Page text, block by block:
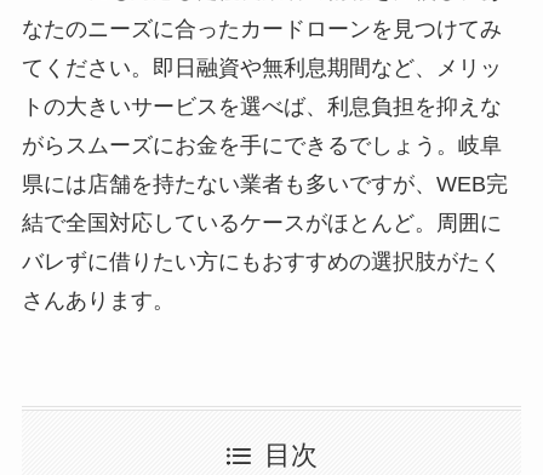
なたのニーズに合ったカードローンを見つけてみ
てください。即日融資や無利息期間など、メリッ
トの大きいサービスを選べば、利息負担を抑えな
がらスムーズにお金を手にできるでしょう。岐阜
県には店舗を持たない業者も多いですが、WEB完
結で全国対応しているケースがほとんど。周囲に
バレずに借りたい方にもおすすめの選択肢がたく
さんあります。
目次